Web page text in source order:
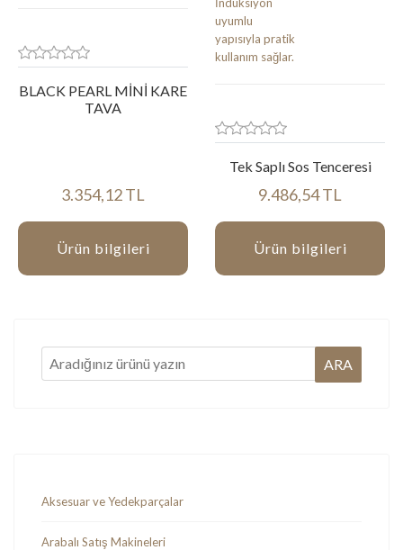
BLACK PEARL MİNİ KARE
TAVA
3.354,12 TL
Ürün bilgileri
Tek Saplı Sos Tenceresi
9.486,54 TL
Ürün bilgileri
Aksesuar ve Yedekparçalar
Arabalı Satış Makineleri